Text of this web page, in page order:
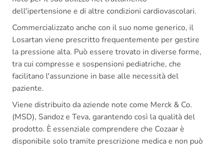
dell'ipertensione e di altre condizioni cardiovascolari.
Commercializzato anche con il suo nome generico, il
Losartan viene prescritto frequentemente per gestire
la pressione alta. Può essere trovato in diverse forme,
tra cui compresse e sospensioni pediatriche, che
facilitano l'assunzione in base alle necessità del
paziente.
Viene distribuito da aziende note come Merck & Co.
(MSD), Sandoz e Teva, garantendo così la qualità del
prodotto. È essenziale comprendere che Cozaar è
disponibile solo tramite prescrizione medica e non può